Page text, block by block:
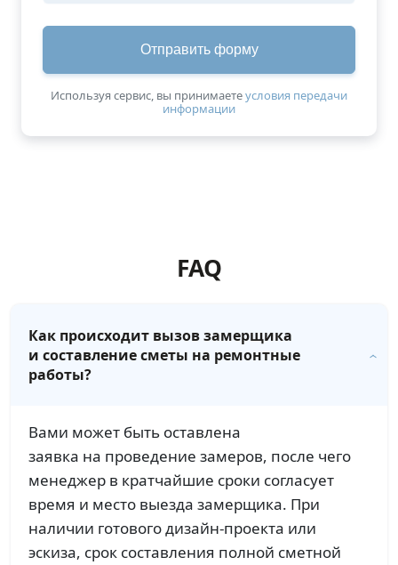
Отправить форму
Используя сервис, вы принимаетeусловия передачи
информации
FAQ
Как происходит вызов замерщика
и составление сметы на ремонтные
работы?
Вами может быть оставлена
заявка на проведение замеров, после чего
менеджер в кратчайшие сроки согласует
время и место выезда замерщика. При
наличии готового дизайн-проекта или
эскиза, срок составления полной сметной